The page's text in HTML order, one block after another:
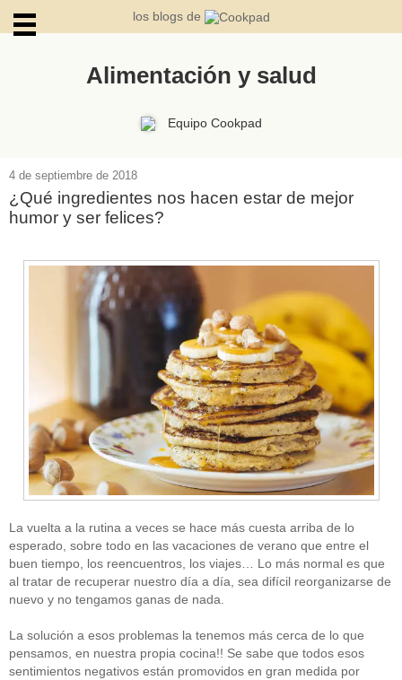
los blogs de
Alimentación y salud
Equipo Cookpad
4 de septiembre de 2018
¿Qué ingredientes nos hacen estar de mejor
humor y ser felices?
La vuelta a la rutina a veces se hace más cuesta arriba de lo
esperado, sobre todo en las vacaciones de verano que entre el
buen tiempo, los reencuentros, los viajes… Lo más normal es que
al tratar de recuperar nuestro día a día, sea difícil reorganizarse de
nuevo y no tengamos ganas de nada.
La solución a esos problemas la tenemos más cerca de lo que
pensamos, en nuestra propia cocina!! Se sabe que todos esos
sentimientos negativos están promovidos en gran medida por